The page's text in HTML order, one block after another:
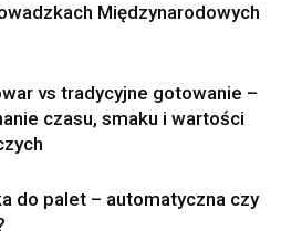
Międzynarodowych
vs tradycyjne gotowanie –
czasu, smaku i wartości
do palet – automatyczna czy